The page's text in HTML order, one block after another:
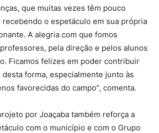
que muitas vezes têm pouco
recebendo o espetáculo em sua própria
A alegria com que fomos
pela direção e pelos alunos
Ficamos felizes em poder contribuir
desta forma, especialmente junto às
favorecidas do campo”, comenta.
por Joaçaba também reforça a
com o município e com o Grupo